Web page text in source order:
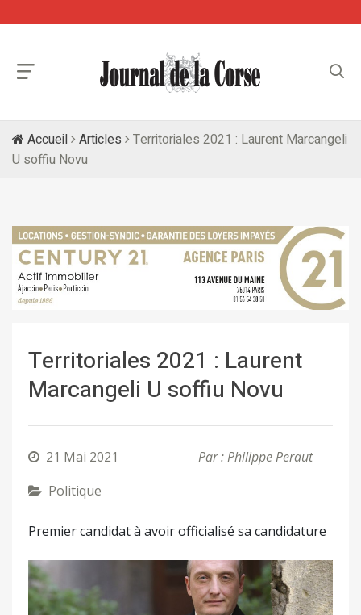
Accueil Articles
Territoriales 2021 : Laurent Marcangeli
U soffiu Novu
Territoriales 2021 : Laurent
Marcangeli U soffiu Novu
21 Mai 2021
Par : Philippe Peraut
Politique
Premier candidat à avoir officialisé sa candidature